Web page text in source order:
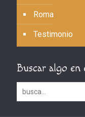
Roma
Testimonio
Buscar algo en